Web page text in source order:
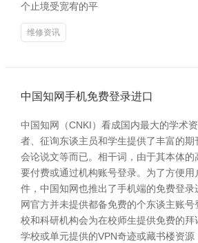
个止境受宽宥的平
维修资讯
中国知网手机免费登录进口
中国知网（CNKI）看成国内最大的学术
者、征询东谈主员和学生提供了丰富的期
会论说文等而已。相干词，由于其本体
要付费或通过机构账号登录。为了方便用
件，中国知网也推出了手机端的免费登录
网官方并未提供都备免费的个东谈主账
校和科研机构会为在校师生提供免费的拜
学校或单元提供的VPN奇迹或藏书楼资源